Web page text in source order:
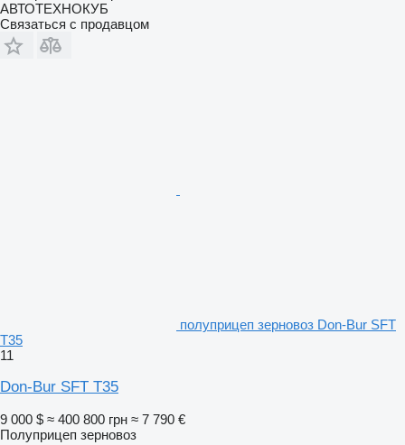
АВТОТЕХНОКУБ
Связаться с продавцом
полуприцеп зерновоз Don-Bur SFT
T35
11
Don-Bur SFT T35
9 000 $ ≈ 400 800 грн ≈ 7 790 €
Полуприцеп зерновоз